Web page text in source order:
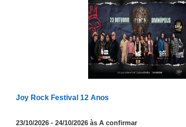
Joy Rock Festival 12 Anos
23/10/2026 - 24/10/2026 às A confirmar